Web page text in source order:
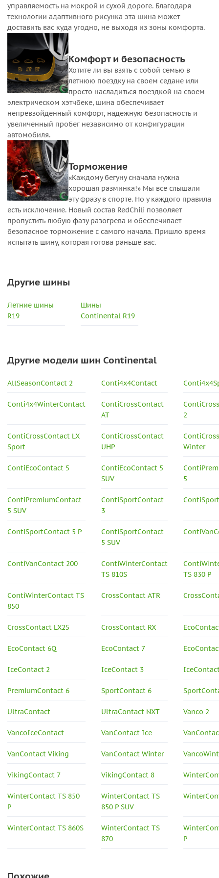
управляемость на мокрой и сухой дороге. Благодаря
технологии адаптивного рисунка эта шина может
доставить вас куда угодно, не выходя из зоны комфорта.
Комфорт и безопасность
Хотите ли вы взять с собой семью в
летнюю поездку на своем седане или
просто насладиться поездкой на своем
электрическом хэтчбеке, шина обеспечивает
непревзойденный комфорт, надежную безопасность и
увеличенный пробег независимо от конфигурации
автомобиля.
Торможение
«Каждому бегуну сначала нужна
хорошая разминка!» Мы все слышали
эту фразу в спорте. Но у каждого правила
есть исключение. Новый состав RedChili позволяет
пропустить любую фазу разогрева и обеспечивает
безопасное торможение с самого начала. Пришло время
испытать шину, которая готова раньше вас.
Другие шины
Летние шины
R19
Шины
Continental R19
Другие модели шин Continental
AllSeasonContact 2 Conti4x4Contact
Conti4x4WinterContact
ContiCrossContact
AT
2
ContiCrossContact LX
Sport
ContiCrossContact
UHP
Winter
ContiEcoContact 5
ContiEcoContact 5
SUV
5
ContiPremiumContact
5 SUV
ContiSportContact
3
ContiSportContact 5 P
ContiSportContact
5 SUV
ContiVanContact 200
ContiWinterContact
TS 810S
TS 830 P
ContiWinterContact TS
850
CrossContact ATR
CrossContact LX25 CrossContact RX
EcoContact 6Q EcoContact 7
IceContact 2 IceContact 3
PremiumContact 6 SportContact 6
UltraContact UltraContact NXT Vanco 2
VancoIceContact VanContact Ice
VanContact Viking VanContact Winter
VikingContact 7 VikingContact 8
WinterContact TS 850
P
WinterContact TS
850 P SUV
WinterContact TS 860S
WinterContact TS
870
P